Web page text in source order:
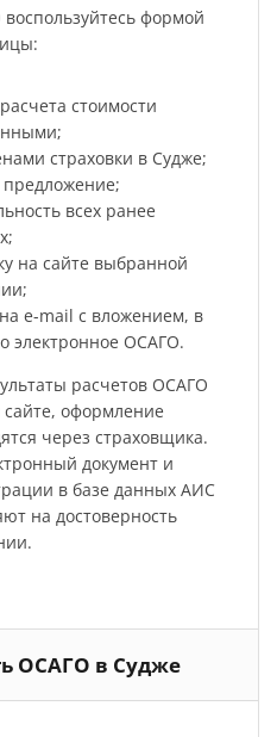
формой
стоимости
страховки в Судже;
всех ранее
на сайте выбранной
e-mail с вложением, в
электронное ОСАГО.
расчетов ОСАГО
оформление
через страховщика.
документ и
в базе данных АИС
на достоверность
ОСАГО в Судже